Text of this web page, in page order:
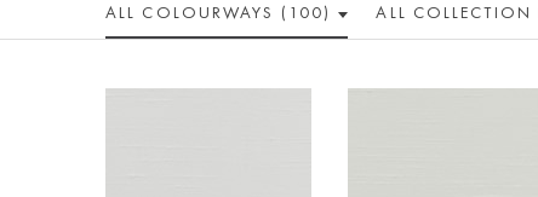
ALL COLOURWAYS (100) ALL COLLECTION